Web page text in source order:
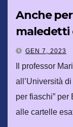
Anche
maledetti
GEN 7, 2023
Il professor
all’Università
per fiaschi” per
alle cartelle